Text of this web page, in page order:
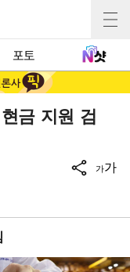
포토
금 지원 검
가가